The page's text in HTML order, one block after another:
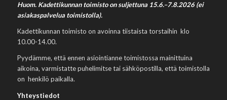
Huom. Kadettikunnan toimisto on suljettuna 15.6.–7.8.2026 (ei
asiakaspalvelua toimistolla).
Kadettikunnan toimisto on avoinna tiistaista torstaihin klo
10.00-14.00.
Pyydämme, että ennen asiointianne toimistossa mainittuina
aikoina, varmistatte puhelimitse tai sähköpostilla, että toimistolla
on henkilö paikalla.
Yhteystiedot